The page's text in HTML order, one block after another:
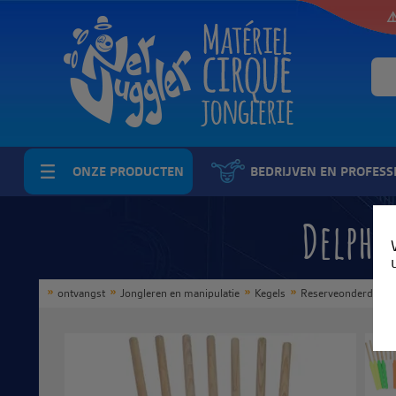
ONZE PRODUCTEN BEDRIJVEN EN
ontvangst Jongleren en manipulatie Kegels Reserveonderdelen